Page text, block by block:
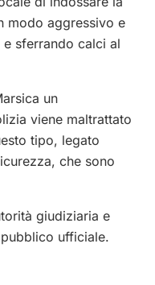
modo aggressivo e
sferrando calci al
un
viene maltrattato
tipo, legato
che sono
giudiziaria e
ufficiale.